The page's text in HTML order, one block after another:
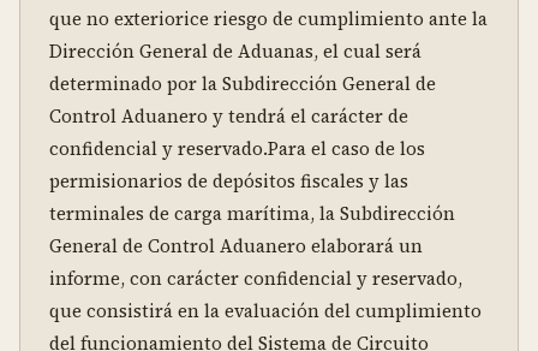
que no exteriorice riesgo de cumplimiento ante la
Dirección General de Aduanas, el cual será
determinado por la Subdirección General de
Control Aduanero y tendrá el carácter de
confidencial y reservado.Para el caso de los
permisionarios de depósitos fiscales y las
terminales de carga marítima, la Subdirección
General de Control Aduanero elaborará un
informe, con carácter confidencial y reservado,
que consistirá en la evaluación del cumplimiento
del funcionamiento del Sistema de Circuito